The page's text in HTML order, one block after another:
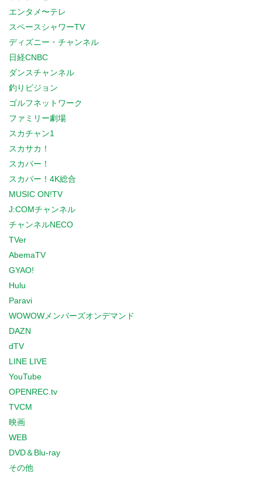
エンタメ〜テレ
スペースシャワーTV
ディズニー・チャンネル
日経CNBC
ダンスチャンネル
釣りビジョン
ゴルフネットワーク
ファミリー劇場
スカチャン1
スカサカ！
スカパー！
スカパー！4K総合
MUSIC ON!TV
J:COMチャンネル
チャンネルNECO
TVer
AbemaTV
GYAO!
Hulu
Paravi
WOWOWメンバーズオンデマンド
DAZN
dTV
LINE LIVE
YouTube
OPENREC.tv
TVCM
映画
WEB
DVD＆Blu-ray
その他